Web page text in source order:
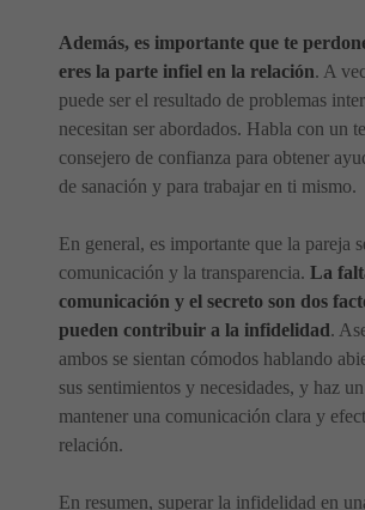
Además, es importante que te
eres la parte infiel en la relación. A
puede ser el resultado de problemas
necesitan ser abordados. Habla con un
consejero de confianza para obtener
de sanación y para trabajar en ti mismo.
En general, es importante que la pareja
comunicación y la transparencia. La
comunicación y el secreto son dos
pueden contribuir a la infidelidad.
ambos se sientan cómodos hablando
sus sentimientos y necesidades, y haz
mantener una comunicación clara y
relación.
En resumen, superar la infidelidad en